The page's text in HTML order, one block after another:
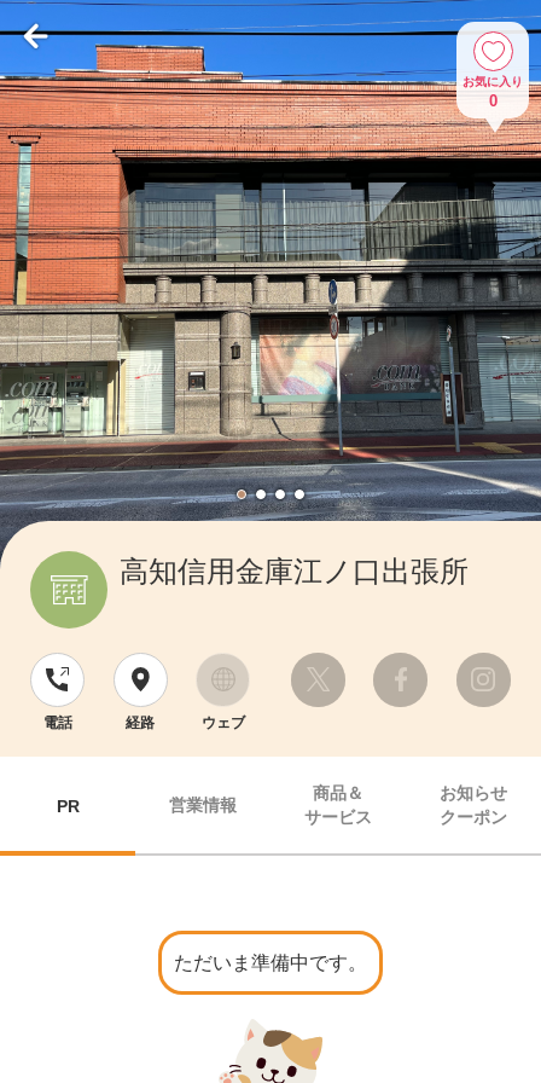
お気に入り
0
高知信用金庫江ノ口出張所
電話 経路 ウェブ
PR 営業情報
商品＆
サービス
お知らせ
クーポン
ただいま準備中です。